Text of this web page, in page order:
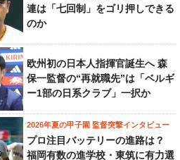
連は「七回制」をゴリ押しできる
のか
欧州初の日本人指揮官誕生へ 森
保一監督の“再就職先”は「ベルギ
ー1部の日系クラブ」一択か
2026年夏の甲子園 監督突撃インタビュー
プロ注目バッテリーの進路は？
福岡有数の進学校・東筑に有力選